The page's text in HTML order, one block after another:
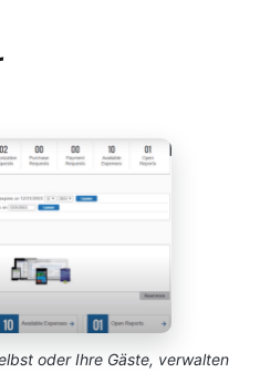
oder Ihre Gäste, verwalten